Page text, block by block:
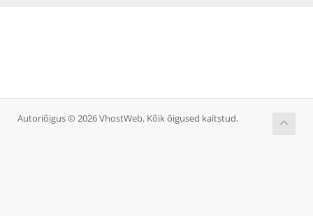
Autoriõigus © 2026 VhostWeb. Kõik õigused kaitstud.